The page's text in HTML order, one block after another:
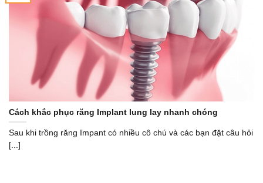
Cách khắc phục răng Implant lung lay nhanh chóng
Sau khi trồng răng Impant có nhiều cô chú và các bạn đặt câu hỏi
[...]